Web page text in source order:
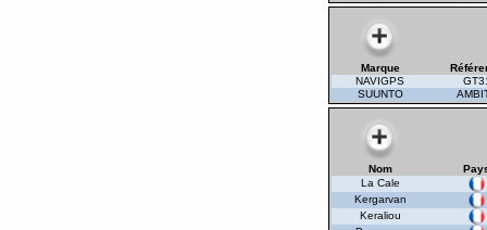
Marque
NAVIGPS
SUUNTO
Nom
La Cale
Kergarvan
Keraliou